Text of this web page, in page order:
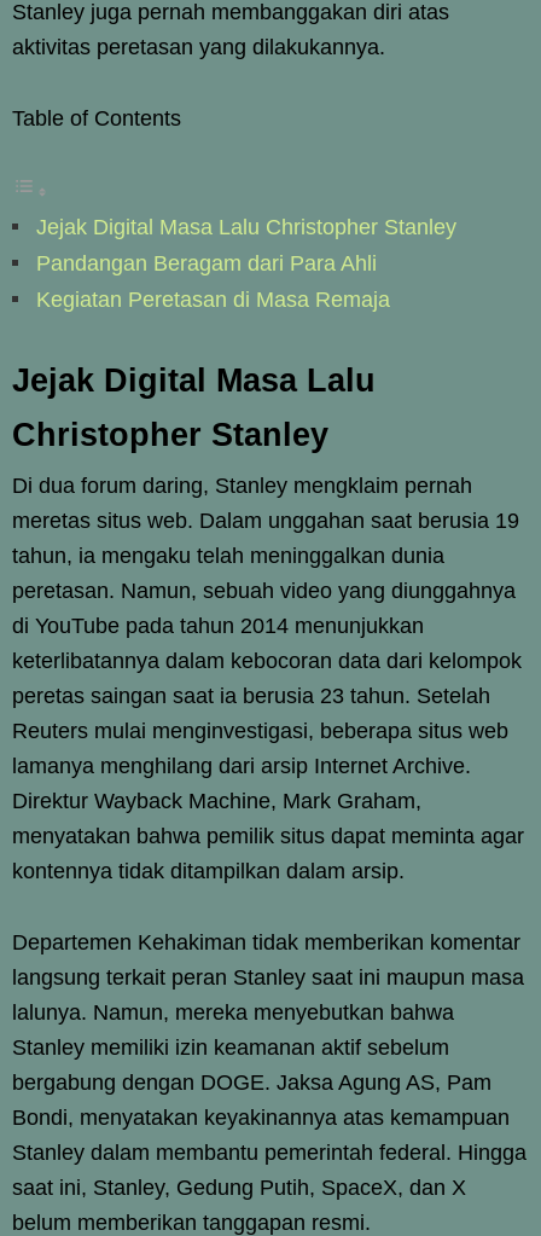
Stanley juga pernah membanggakan diri atas
aktivitas peretasan yang dilakukannya.
Table of Contents
Jejak Digital Masa Lalu Christopher Stanley
Pandangan Beragam dari Para Ahli
Kegiatan Peretasan di Masa Remaja
Jejak Digital Masa Lalu
Christopher Stanley
Di dua forum daring, Stanley mengklaim pernah
meretas situs web. Dalam unggahan saat berusia 19
tahun, ia mengaku telah meninggalkan dunia
peretasan. Namun, sebuah video yang diunggahnya
di YouTube pada tahun 2014 menunjukkan
keterlibatannya dalam kebocoran data dari kelompok
peretas saingan saat ia berusia 23 tahun. Setelah
Reuters mulai menginvestigasi, beberapa situs web
lamanya menghilang dari arsip Internet Archive.
Direktur Wayback Machine, Mark Graham,
menyatakan bahwa pemilik situs dapat meminta agar
kontennya tidak ditampilkan dalam arsip.
Departemen Kehakiman tidak memberikan komentar
langsung terkait peran Stanley saat ini maupun masa
lalunya. Namun, mereka menyebutkan bahwa
Stanley memiliki izin keamanan aktif sebelum
bergabung dengan DOGE. Jaksa Agung AS, Pam
Bondi, menyatakan keyakinannya atas kemampuan
Stanley dalam membantu pemerintah federal. Hingga
saat ini, Stanley, Gedung Putih, SpaceX, dan X
belum memberikan tanggapan resmi.